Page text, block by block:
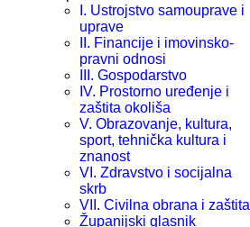
I. Ustrojstvo samouprave i
uprave
II. Financije i imovinsko-
pravni odnosi
III. Gospodarstvo
IV. Prostorno uređenje i
zaštita okoliša
V. Obrazovanje, kultura,
sport, tehnička kultura i
znanost
VI. Zdravstvo i socijalna
skrb
VII. Civilna obrana i zaštita
Županijski glasnik